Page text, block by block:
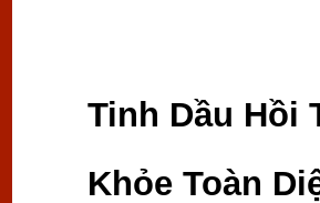
Tinh Dầu Hồi
Khỏe Toàn